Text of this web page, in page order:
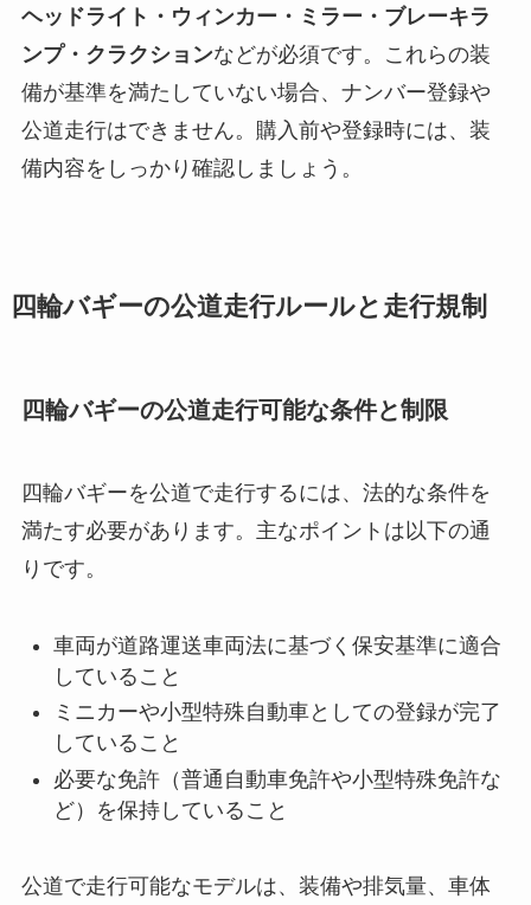
ヘッドライト・ウィンカー・ミラー・ブレーキラ
ンプ・クラクションなどが必須です。これらの装
備が基準を満たしていない場合、ナンバー登録や
公道走行はできません。購入前や登録時には、装
備内容をしっかり確認しましょう。
四輪バギーの公道走行ルールと走行規制
四輪バギーの公道走行可能な条件と制限
四輪バギーを公道で走行するには、法的な条件を
満たす必要があります。主なポイントは以下の通
りです。
車両が道路運送車両法に基づく保安基準に適合
していること
ミニカーや小型特殊自動車としての登録が完了
していること
必要な免許（普通自動車免許や小型特殊免許な
ど）を保持していること
公道で走行可能なモデルは、装備や排気量、車体